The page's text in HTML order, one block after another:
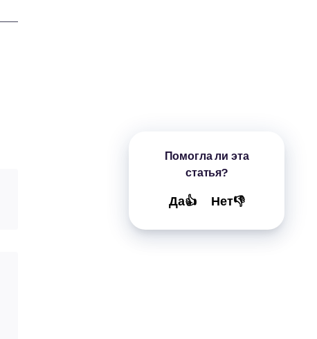
Помогла ли эта
статья?
Да👍 Нет👎